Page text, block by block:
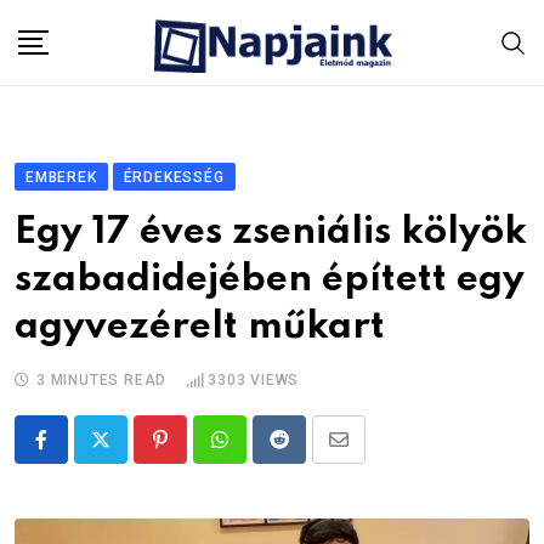
EMBEREK ÉRDEKESSÉG
Egy 17 éves zseniális kölyök
szabadidejében épített egy
agyvezérelt műkart
3 MINUTES READ 3303 VIEWS
PinterestWhatsappRedditShare
Email